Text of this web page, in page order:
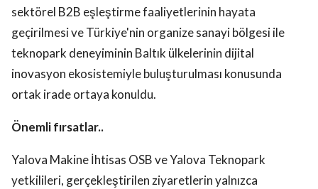
sektörel B2B eşleştirme faaliyetlerinin hayata
geçirilmesi ve Türkiye'nin organize sanayi bölgesi ile
teknopark deneyiminin Baltık ülkelerinin dijital
inovasyon ekosistemiyle buluşturulması konusunda
ortak irade ortaya konuldu.
Önemli fırsatlar..
Yalova Makine İhtisas OSB ve Yalova Teknopark
yetkilileri, gerçekleştirilen ziyaretlerin yalnızca